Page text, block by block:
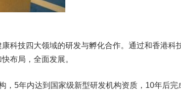
科技四大领域的研发与孵化合作。通过和香港科
布局，全面发展。
，5年内达到国家级新型研发机构资质，10年后完